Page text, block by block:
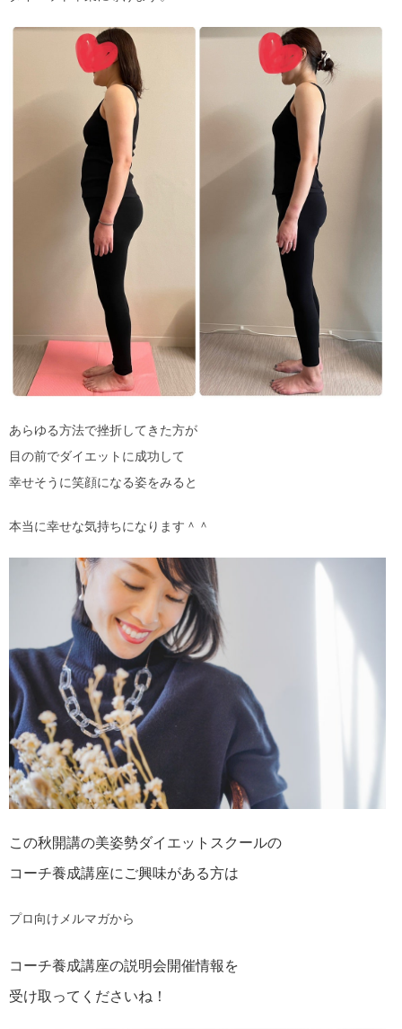
あらゆる方法で挫折してきた方が
目の前でダイエットに成功して
幸せそうに笑顔になる姿をみると
本当に幸せな気持ちになります＾＾
この秋開講の美姿勢ダイエットスクールの
コーチ養成講座にご興味がある方は
プロ向けメルマガから
コーチ養成講座の説明会開催情報を
受け取ってくださいね！